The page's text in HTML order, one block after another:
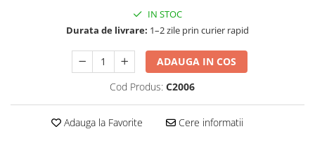
IN STOC
Durata de livrare: 1–2 zile prin curier rapid
ADAUGA IN COS
Cod Produs: C2006
Adauga la Favorite Cere informatii